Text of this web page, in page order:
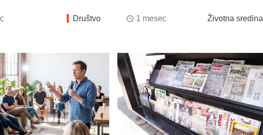
Društvo access_time 1 mesec Životna sredina